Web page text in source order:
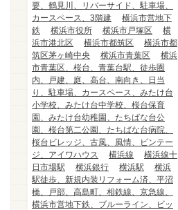
要、鶴見川、リバーサイド、駐車場、
カースペース、3階建
横浜市営地下
鉄
横浜市役所 横浜市戸塚区
横
浜市港北区
横浜市都筑区
横浜市都
筑区茅ヶ崎中央
横浜市青葉区
横浜
市青葉区、桜台、青葉台駅、徒歩圏
内、戸建、庭、高台、南向き、日当
り、駐車場、カースペース、みたけ台
小学校、みたけ台中学校、桜台保育
園、みたけ台幼稚園、たちばな台公
園、桜台第二公園、たちばな台病院、
桜台ビレッジ、古風、風情、ビンテー
ジ、アイワハウス
横浜線
横浜線十
日市場駅
横浜銀行 横浜駅
横浜
駅徒歩、新規内装リフォーム済、平沼
橋、戸部、高島町、相鉄線、京急線、
横浜市営地下鉄、ブルーライン、ビッ